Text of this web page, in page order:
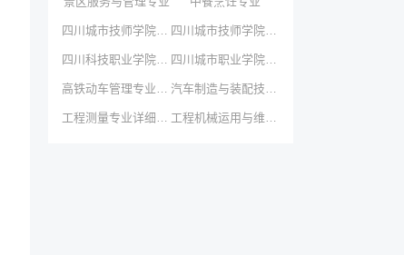
四川城市技师学院航空专业简介 四川城市技师学院计算机广告制作专业...
四川科技职业学院数控技术专业 四川城市职业学院金融管理专业简介...
高铁动车管理专业简介 汽车制造与装配技术专业简介
工程测量专业详细介绍 工程机械运用与维修专业详细介绍